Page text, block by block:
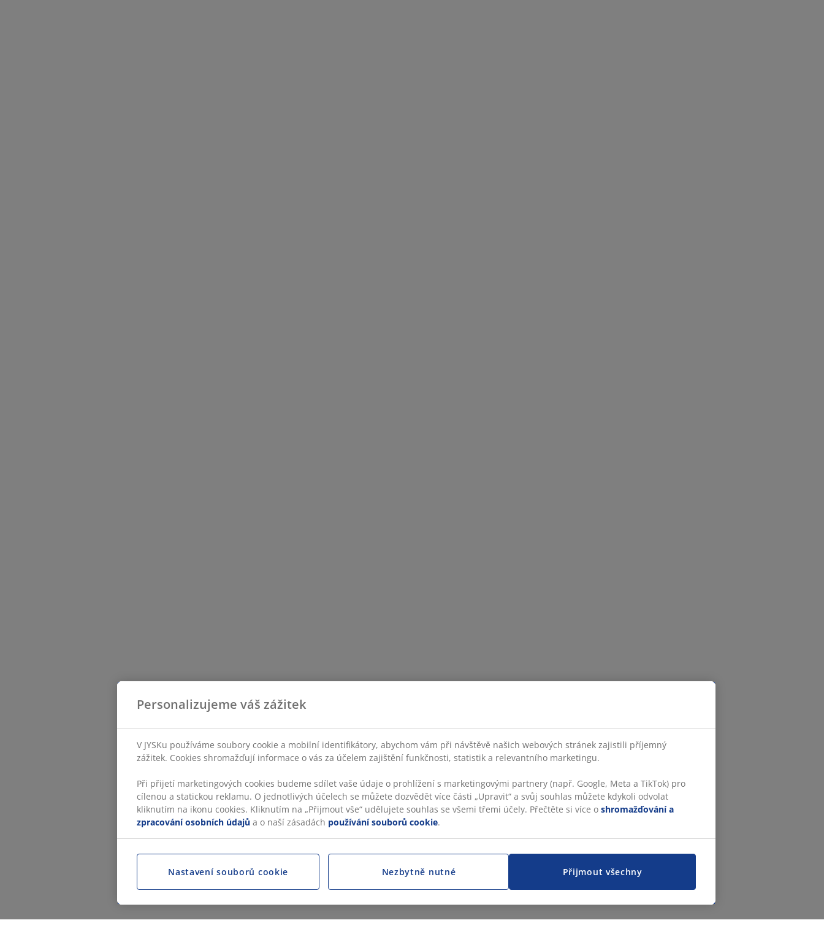
Personalizujeme váš zážitek
V JYSKu používáme soubory cookie a mobilní identifikátory, abychom vám při návštěvě našich webových stránek zajistili příjemný
zážitek. Cookies shromažďují informace o vás za účelem zajištění funkčnosti, statistik a relevantního marketingu.
Při přijetí marketingových cookies budeme sdílet vaše údaje o prohlížení s marketingovými partnery (např. Google, Meta a TikTok) pro
cílenou a statickou reklamu. O jednotlivých účelech se můžete dozvědět více části „Upravit“ a svůj souhlas můžete kdykoli odvolat
kliknutím na ikonu cookies. Kliknutím na „Přijmout vše“ udělujete souhlas se všemi třemi účely. Přečtěte si více o shromažďování a
zpracování osobních údajů a o naší zásadách používání souborů cookie.
Přijmout všechny
Nastavení souborů cookie Nezbytně nutné